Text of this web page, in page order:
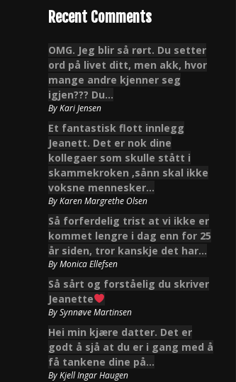
Recent Comments
OMG. Jeg blir så rørt. Du setter
ord på livet ditt, men akk, hvor
mange andre kjenner seg
igjen??? Du…
ByKari Jensen
Et fantastisk flott innlegg
Jeanett. Det er nok dine
kollegaer som skulle stått i
skammekroken ,sånn skal ikke
voksne mennesker…
ByKaren Margrethe Olsen
Så forferdelig trist at vi ikke er
kommet lengre i dag enn for 25
år siden, tror kanskje det har…
ByMonica Ellefsen
Så sårt og forståelig du skriver
Jeanette
BySynnøve Martinsen
Hei min kjære datter. Det er
godt å sjå at du er i gang med å
få tankene dine på…
ByKjell Ingar Haugen